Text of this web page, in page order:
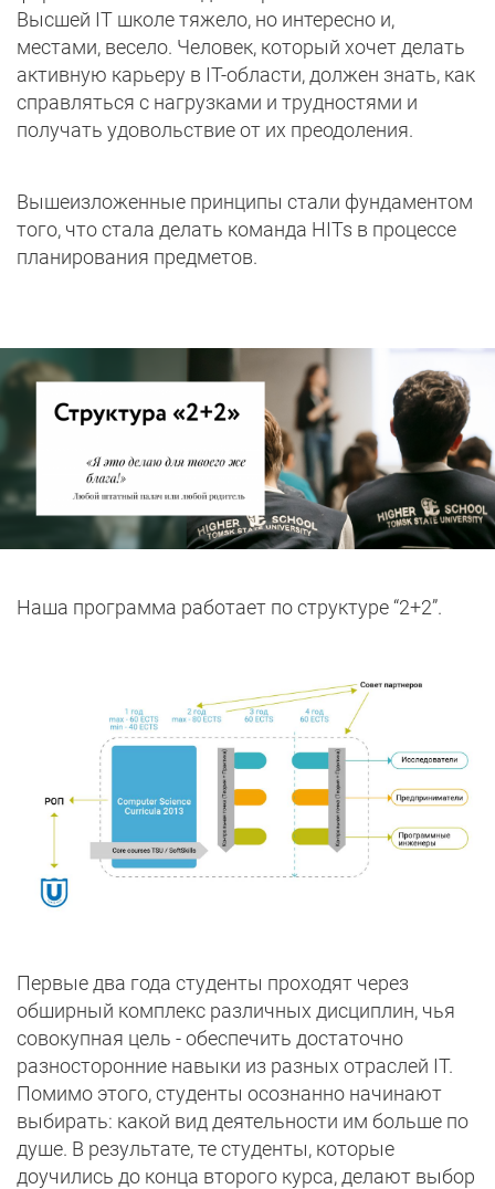
Высшей IT школе тяжело, но интересно и,
местами, весело. Человек, который хочет делать
активную карьеру в IT-области, должен знать, как
справляться с нагрузками и трудностями и
получать удовольствие от их преодоления.
Вышеизложенные принципы стали фундаментом
того, что стала делать команда HITs в процессе
планирования предметов.
Наша программа работает по структуре “2+2”.
Первые два года студенты проходят через
обширный комплекс различных дисциплин, чья
совокупная цель - обеспечить достаточно
разносторонние навыки из разных отраслей IT.
Помимо этого, студенты осознанно начинают
выбирать: какой вид деятельности им больше по
душе. В результате, те студенты, которые
доучились до конца второго курса, делают выбор